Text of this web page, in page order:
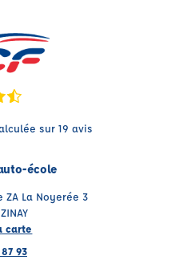
sur 19 avis
école
ZA La Noyerée 3
carte
93